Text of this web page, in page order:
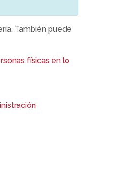
También puede
físicas en lo